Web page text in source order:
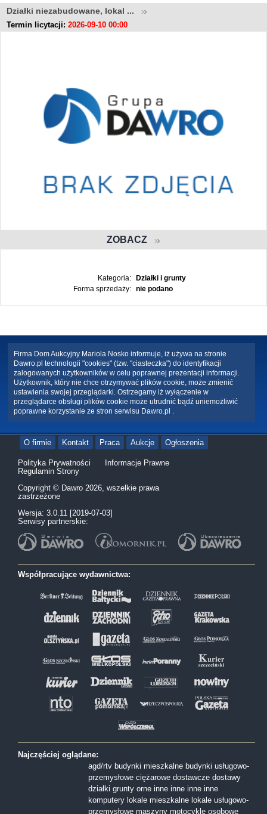
Działki niezabudowane, lokal ...
Termin licytacji: 2026-09-10 00:00
ZOBACZ
Kategoria:
Działki i grunty
Forma sprzedaży:
nie podano
Firma Dom Aukcyjny Mariola Nosko informuje, iż używa na stronie
Dawro.pl technologii "cookies" (tzw. "ciasteczka") do identyfikacji
zalogowanych użytkowników w celu poprawnej prezentacji informacji.
Użytkownik, który nie chce otrzymywać plików cookie, może zmienić
ustawienia swojej przeglądarki. Ostrzegamy iż wyłączenie w
przeglądarce obsługi plików cookie może utrudnić bądź uniemożliwić
poprawne korzystanie ze stron serwisu Dawro.pl .
O firmie Kontakt Praca Aukcje Ogłoszenia
Polityka Prywatności
Informacje Prawne
Regulamin Strony
Copyright © Dawro 2026, wszelkie prawa
zastrzeżone
Wersja: 3.0.11 [2019-07-03]
Serwisy partnerskie:
Współpracujące wydawnictwa:
Najczęściej oglądane:
agd/rtv budynki mieszkalne budynki usługowo-
przemysłowe ciężarowe dostawcze dostawy
działki grunty orne inne inne inne inne
komputery lokale mieszkalne lokale usługowo-
przemysłowe maszyny motocykle osobowe